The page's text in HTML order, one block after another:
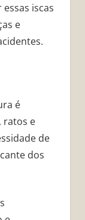
iscas
e
é
ratos e
de
dos